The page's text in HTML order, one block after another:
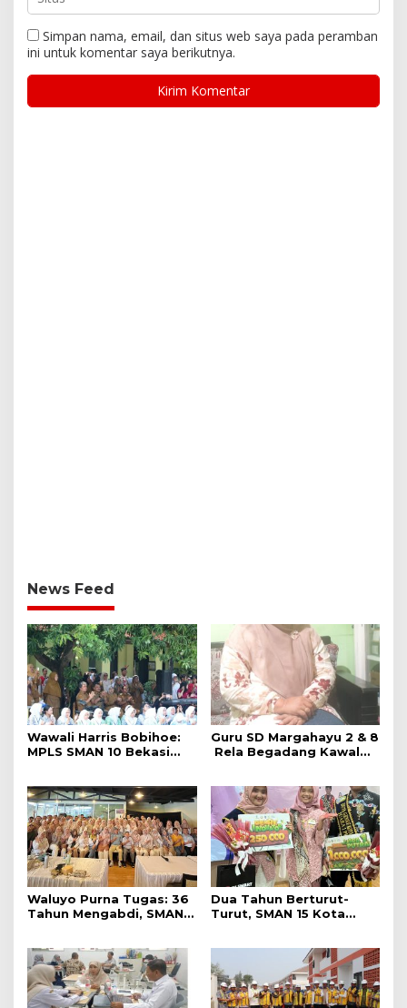
Simpan nama, email, dan situs web saya pada peramban
ini untuk komentar saya berikutnya.
News Feed
Wawali Harris Bobihoe:
MPLS SMAN 10 Bekasi
Guru SD Margahayu 2 & 8
Rela Begadang Kawal
Waluyo Purna Tugas: 36
Tahun Mengabdi, SMAN 5
Dua Tahun Berturut-
Turut, SMAN 15 Kota